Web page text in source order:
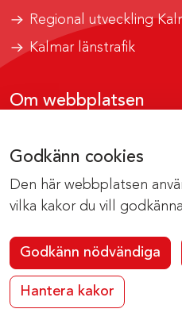
Godkänn cookies
Den här webbplatsen
vilka kakor du vill
Godkänn nödvändiga
Hantera kakor
Regional utveckling
Kalmar länstrafik
Om webbplatsen
Om cookies
Kontakta